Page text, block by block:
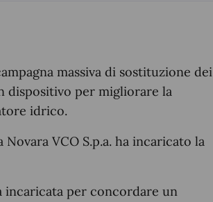
massiva di sostituzione dei
dispositivo per migliorare la
idrico.
VCO S.p.a. ha incaricato la
per concordare un